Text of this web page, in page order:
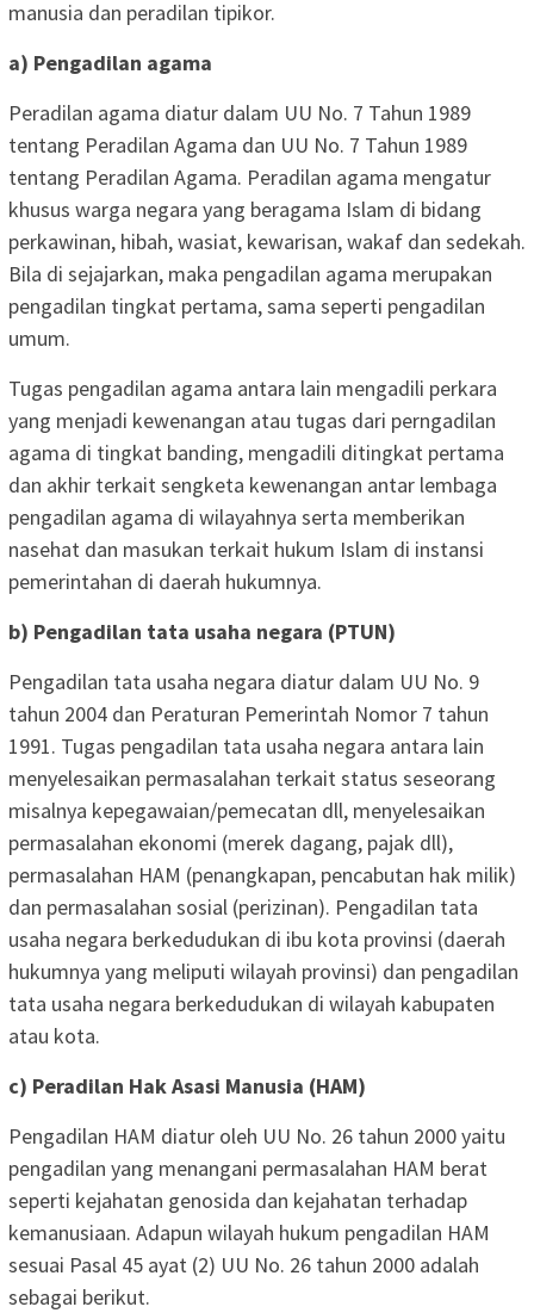
manusia dan peradilan tipikor.
a) Pengadilan agama
Peradilan agama diatur dalam UU No. 7 Tahun 1989
tentang Peradilan Agama dan UU No. 7 Tahun 1989
tentang Peradilan Agama. Peradilan agama mengatur
khusus warga negara yang beragama Islam di bidang
perkawinan, hibah, wasiat, kewarisan, wakaf dan sedekah.
Bila di sejajarkan, maka pengadilan agama merupakan
pengadilan tingkat pertama, sama seperti pengadilan
umum.
Tugas pengadilan agama antara lain mengadili perkara
yang menjadi kewenangan atau tugas dari perngadilan
agama di tingkat banding, mengadili ditingkat pertama
dan akhir terkait sengketa kewenangan antar lembaga
pengadilan agama di wilayahnya serta memberikan
nasehat dan masukan terkait hukum Islam di instansi
pemerintahan di daerah hukumnya.
b) Pengadilan tata usaha negara (PTUN)
Pengadilan tata usaha negara diatur dalam UU No. 9
tahun 2004 dan Peraturan Pemerintah Nomor 7 tahun
1991. Tugas pengadilan tata usaha negara antara lain
menyelesaikan permasalahan terkait status seseorang
misalnya kepegawaian/pemecatan dll, menyelesaikan
permasalahan ekonomi (merek dagang, pajak dll),
permasalahan HAM (penangkapan, pencabutan hak milik)
dan permasalahan sosial (perizinan). Pengadilan tata
usaha negara berkedudukan di ibu kota provinsi (daerah
hukumnya yang meliputi wilayah provinsi) dan pengadilan
tata usaha negara berkedudukan di wilayah kabupaten
atau kota.
c) Peradilan Hak Asasi Manusia (HAM)
Pengadilan HAM diatur oleh UU No. 26 tahun 2000 yaitu
pengadilan yang menangani permasalahan HAM berat
seperti kejahatan genosida dan kejahatan terhadap
kemanusiaan. Adapun wilayah hukum pengadilan HAM
sesuai Pasal 45 ayat (2) UU No. 26 tahun 2000 adalah
sebagai berikut.